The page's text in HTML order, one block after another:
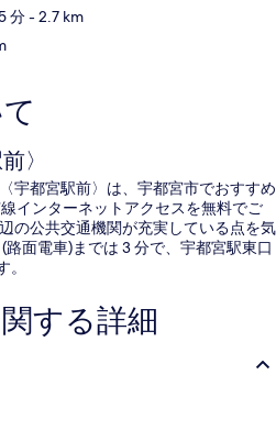
分- 2.7 km
〉
宇都宮駅前〉は、宇都宮市でおすすめ
インターネットアクセスを無料でご
の公共交通機関が充実している点を気
面電車)までは 3 分で、宇都宮駅東口
する詳細